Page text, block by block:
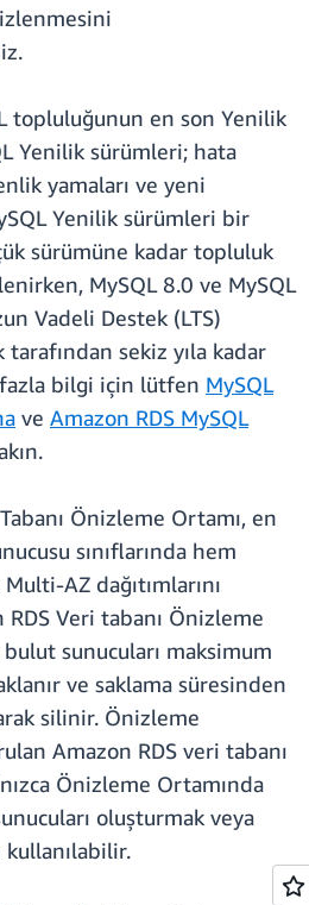
izlenmesini
topluluğunun en son Yenilik
Yenilik sürümleri; hata
yamaları ve yeni
Yenilik sürümleri bir
sürümüne kadar topluluk
MySQL 8.0 ve MySQL
Vadeli Destek (LTS)
sekiz yıla kadar
bilgi için lütfen MySQL
ve Amazon RDS MySQL
Önizleme Ortamı, en
sınıflarında hem
AZ dağıtımlarını
Veri tabanı Önizleme
sunucuları maksimum
ve saklama süresinden
silinir. Önizleme
Amazon RDS veri tabanı
Önizleme Ortamında
oluşturmak veya